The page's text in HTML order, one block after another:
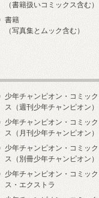
（書籍扱いコミックス含む）
書籍
（写真集とムック含む）
少年チャンピオン・コミック
ス（週刊少年チャンピオン）
少年チャンピオン・コミック
ス（月刊少年チャンピオン）
少年チャンピオン・コミック
ス（別冊少年チャンピオン）
少年チャンピオン・コミック
ス・エクストラ